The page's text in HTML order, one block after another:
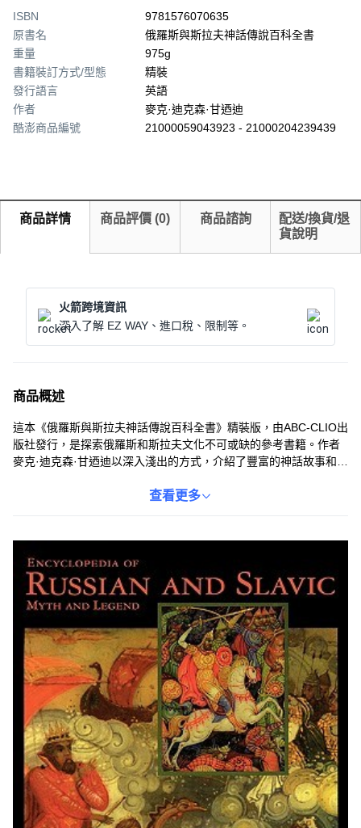
ISBN
9781576070635
原書名
俄羅斯與斯拉夫神話傳說百科全書
重量
975g
書籍裝訂方式/型態
精裝
發行語言
英語
作者
麥克·迪克森·甘迺迪
酷澎商品編號
21000059043923 - 21000204239439
商品詳情 商品評價 (0) 商品諮詢
配送/換貨/退
貨說明
火箭跨境資訊
深入了解 EZ WAY、進口稅、限制等。
商品概述
這本《俄羅斯與斯拉夫神話傳說百科全書》精裝版，由ABC-CLIO出
版社發行，是探索俄羅斯和斯拉夫文化不可或缺的參考書籍。作者
麥克·迪克森·甘迺迪以深入淺出的方式，介紹了豐富的神話故事和傳
還是對神話感興趣的讀者，都能從中獲益匪淺。這本書籍的出版語
查看更多